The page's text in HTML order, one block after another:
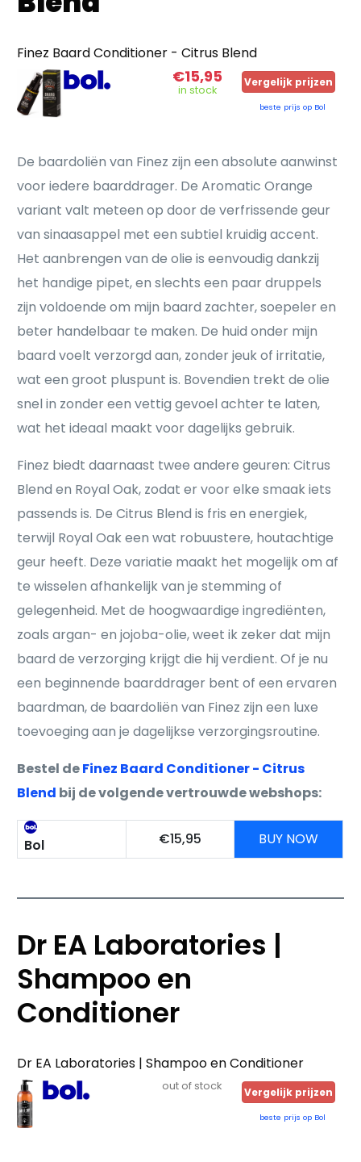
Finez Baard Conditioner - Citrus Blend
€15,95
in stock
Vergelijk prijzen
beste prijs op Bol
De baardoliën van Finez zijn een absolute aanwinst
voor iedere baarddrager. De Aromatic Orange
variant valt meteen op door de verfrissende geur
van sinaasappel met een subtiel kruidig accent.
Het aanbrengen van de olie is eenvoudig dankzij
het handige pipet, en slechts een paar druppels
zijn voldoende om mijn baard zachter, soepeler en
beter handelbaar te maken. De huid onder mijn
baard voelt verzorgd aan, zonder jeuk of irritatie,
wat een groot pluspunt is. Bovendien trekt de olie
snel in zonder een vettig gevoel achter te laten,
wat het ideaal maakt voor dagelijks gebruik.
Finez biedt daarnaast twee andere geuren: Citrus
Blend en Royal Oak, zodat er voor elke smaak iets
passends is. De Citrus Blend is fris en energiek,
terwijl Royal Oak een wat robuustere, houtachtige
geur heeft. Deze variatie maakt het mogelijk om af
te wisselen afhankelijk van je stemming of
gelegenheid. Met de hoogwaardige ingrediënten,
zoals argan- en jojoba-olie, weet ik zeker dat mijn
baard de verzorging krijgt die hij verdient. Of je nu
een beginnende baarddrager bent of een ervaren
baardman, de baardoliën van Finez zijn een luxe
toevoeging aan je dagelijkse verzorgingsroutine.
Bestel deFinez Baard Conditioner - Citrus
Blend bij de volgende vertrouwde webshops:
Bol €15,95 BUY NOW
Dr EA Laboratories |
Shampoo en
Conditioner
Dr EA Laboratories | Shampoo en Conditioner
out of stock Vergelijk prijzen
beste prijs op Bol